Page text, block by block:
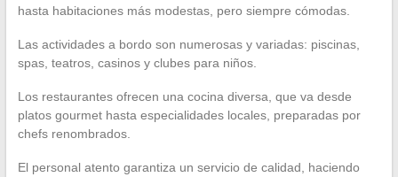
hasta habitaciones más modestas, pero siempre cómodas.
Las actividades a bordo son numerosas y variadas: piscinas,
spas, teatros, casinos y clubes para niños.
Los restaurantes ofrecen una cocina diversa, que va desde
platos gourmet hasta especialidades locales, preparadas por
chefs renombrados.
El personal atento garantiza un servicio de calidad, haciendo